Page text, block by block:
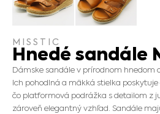
MISSTIC
Hnedé sandále
Dámske sandále v prírodnom hnedom
Ich pohodlná a mäkká stielka
čo platformová podrážka s detailom z
zároveň elegantný vzhľad. Sandále